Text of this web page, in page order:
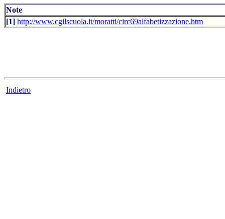
Note
[1] http://www.cgilscuola.it/moratti/circ69alfabetizzazione.htm
Indietro